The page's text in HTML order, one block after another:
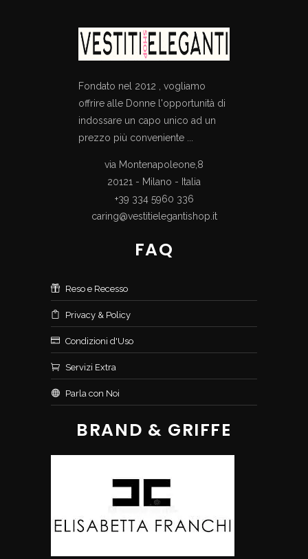
Fondato nel 2012 , vogliamo
offrire alle Donne l'opportunità di
indossare un capo unico ad un
prezzo più conveniente ...
via Montenapoleone,8
20121 - Milano - Italia
+39 334 5960 336
caring@vestitielegantishop.it
FAQ
Reso e Recesso
Privacy & Policy
Condizioni d'Uso
Servizi Extra
Parla con Noi
BRAND & GRIFFE